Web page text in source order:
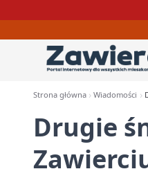
Strona główna Wiadomości
Drugie